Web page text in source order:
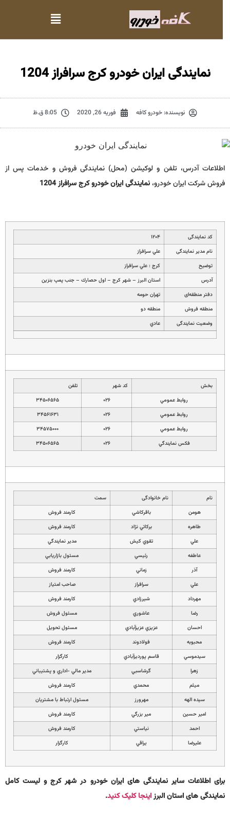
نمایندگی ایران خودرو کرج سرافراز 1204
نویسنده:خودرو کافه فوریه 26, 2020 8:05 ق.ظ
اطلاعات آدرس، تلفن و لوکیشن (محل) نمایندگی فروش و خدمات پس از
فروش شرکت ایران خودرو،نمایندگی ایران خودرو کرج سرافراز 1204
کد نمایندگی
۱۲۰۴
نام مدیر نمایندگی
علي سرافراز
توضیح
كرج : علي سرافراز
آدرس
استان البرز – شهر كرج – اول حصارك – جنب پمپ بنزين
دفتر منطقه‌ای
تهران حومه
منطقه فروش
منطقه دو
وضعیت نمایندگی
عادي
بخش کد شهر
تلفن
روابط عمومي
۰۲۶
۳۴۵۰۶۵۶۵
روابط عمومي
۰۲۶
۳۴۵۶۱۶۳۱
روابط عمومي
۰۲۶
۳۴۵۷۵۰۰۰
فكس نمايندگي
۰۲۶ ۳۴۵۰۶۵۶۵
نام نام خانوادگی
سمت
هومن
باقركاشي
كارمند فروش
طاهره
بركاتي نژاد
كارمند فروش
علي
تقوي كيش
مدير نمايندگي
عاطفه
رئيسي
مسئول بازاريابي
آذر
زماني
كارمند فروش
علي
سرافراز
صاحب امتياز
مهرداد
شيرزادي
كارمند فروش
رضا
عاشوري
مسئول فروش
احسان
عزيزي عزيزآبادي
مسئول تحويل
محبوبه
فولادوند
كارمند فروش
سيدموسي
قاسم پورديزآبادي
كارگزار
زهرا
گرشاسبي
مدير مالي -اداري و پشتيباني
ميثم
محمدي
كارمند فروش
سيده الهه
مهرورز
مسئول ارتباط با مشتريان
امير حسين
مير بزرگي
كارمند فروش
احمد
نياستي
كارمند فروش
عليرضا
يراقي كارگزار
برای اطلاعات سایر نمایندگی های ایران خودرو در شهر کرج و لیست کامل
نمایندگی های استان البرزاینجا کلیک کنید.